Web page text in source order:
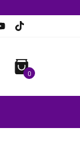
0